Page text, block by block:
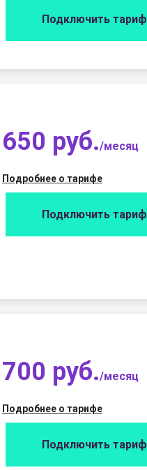
Подключить тариф
650 руб./месяц
Подробнее о тарифе
Подключить тариф
700 руб./месяц
Подробнее о тарифе
Подключить тариф